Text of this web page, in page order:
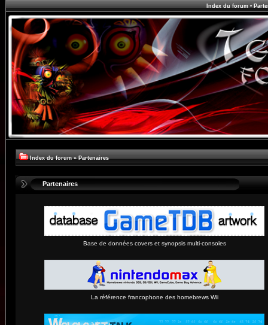
Index du forum•
Index du forum » Partenaires
Partenaires
Base de données covers et synopsis multi-consoles
La référence francophone des homebrews Wii